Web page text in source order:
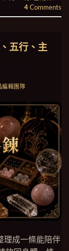
4Comments
五行、主
編輯團隊
理成一條能陪伴